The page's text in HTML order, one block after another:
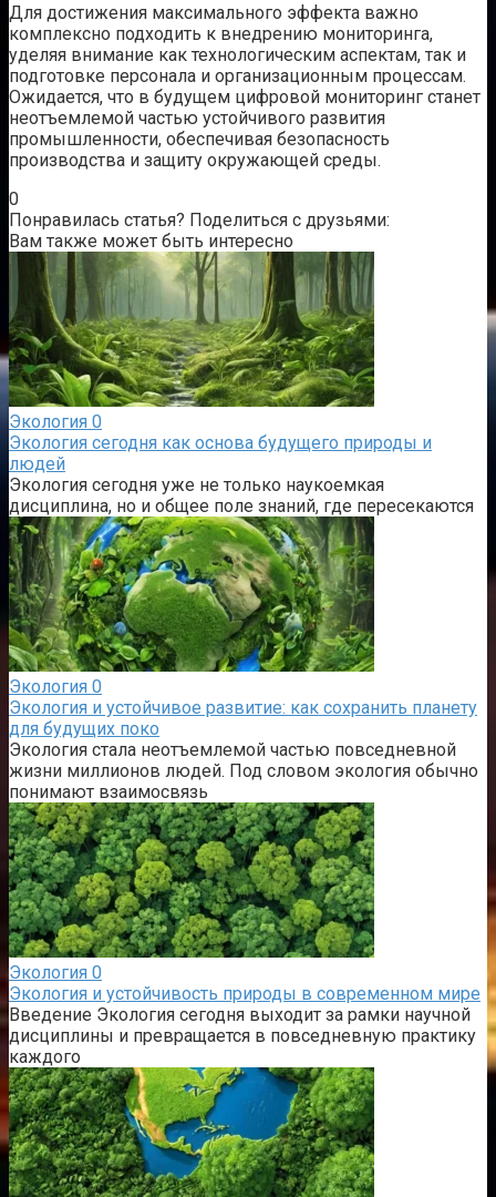
Для достижения максимального эффекта важно
комплексно подходить к внедрению мониторинга,
уделяя внимание как технологическим аспектам, так и
подготовке персонала и организационным процессам.
Ожидается, что в будущем цифровой мониторинг станет
неотъемлемой частью устойчивого развития
промышленности, обеспечивая безопасность
производства и защиту окружающей среды.
0
Понравилась статья? Поделиться с друзьями:
Вам также может быть интересно
Экология 0
Экология сегодня как основа будущего природы и
людей
Экология сегодня уже не только наукоемкая
дисциплина, но и общее поле знаний, где пересекаются
Экология 0
Экология и устойчивое развитие: как сохранить планету
для будущих поко
Экология стала неотъемлемой частью повседневной
жизни миллионов людей. Под словом экология обычно
понимают взаимосвязь
Экология 0
Экология и устойчивость природы в современном мире
Введение Экология сегодня выходит за рамки научной
дисциплины и превращается в повседневную практику
каждого